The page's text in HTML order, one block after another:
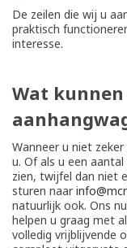
De zeilen die wij u
praktisch
interesse.
Wat
Wanneer u niet
u. Of als u een
zien, twijfel dan niet
sturen naar
natuurlijk ook. Ons
helpen u graag met
volledig vrijblijvende